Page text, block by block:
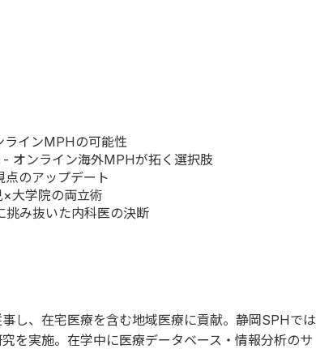
ラインMPHの可能性
オンライン海外MPHが拓く選択肢
のアップデート
大学院の両立術
挑み抜いた内科医の決断
し、在宅医療を含む地域医療に貢献。静岡SPHでは
を実施。在学中に医療データベース・情報分析のサ